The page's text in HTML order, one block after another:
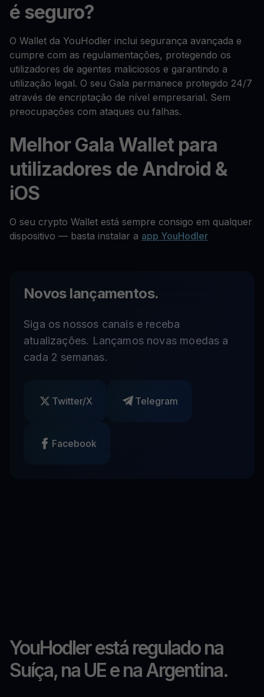
é seguro?
O Wallet da YouHodler inclui segurança avançada e
cumpre com as regulamentações, protegendo os
utilizadores de agentes maliciosos e garantindo a
utilização legal. O seu Gala permanece protegido 24/7
através de encriptação de nível empresarial. Sem
preocupações com ataques ou falhas.
Melhor Gala Wallet para
utilizadores de Android &
iOS
O seu crypto Wallet está sempre consigo em qualquer
dispositivo — basta instalar a app YouHodler
Novos lançamentos.
Siga os nossos canais e receba
atualizações. Lançamos novas moedas a
cada 2 semanas.
Twitter/X Telegram
Facebook
YouHodler está regulado na
Suíça, na UE e na Argentina.